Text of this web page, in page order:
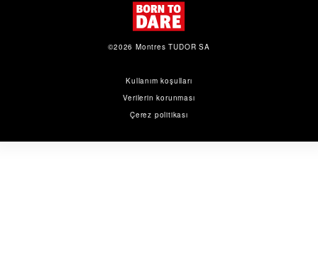
Kullanım koşulları
Verilerin korunması
Çerez politikası
©2026 Montres TUDOR SA